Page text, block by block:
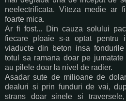
neelectrificata. Viteza medie ar
foarte mica.
Ar fi fost... Din cauza solului
fiecare ploaie s-a optat pentru
viaducte din beton insa
totul sa ramana doar pe
au pilele doar la nivel de radier.
Asadar sute de milioane de
dealuri si prin funduri de vai,
strans doar sinele si